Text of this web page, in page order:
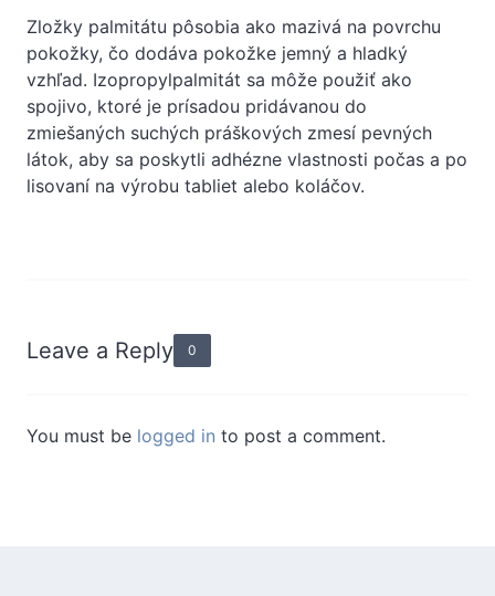
Zložky palmitátu pôsobia ako mazivá na povrchu
pokožky, čo dodáva pokožke jemný a hladký
vzhľad. Izopropylpalmitát sa môže použiť ako
spojivo, ktoré je prísadou pridávanou do
zmiešaných suchých práškových zmesí pevných
látok, aby sa poskytli adhézne vlastnosti počas a po
lisovaní na výrobu tabliet alebo koláčov.
Leave a Reply 0
You must be logged in to post a comment.